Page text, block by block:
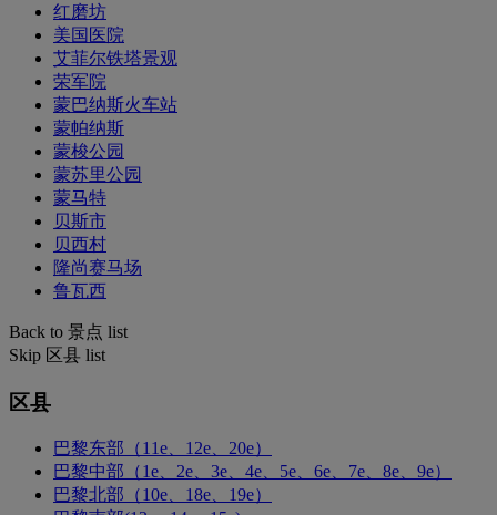
红磨坊
美国医院
艾菲尔铁塔景观
荣军院
蒙巴纳斯火车站
蒙帕纳斯
蒙梭公园
蒙苏里公园
蒙马特
贝斯市
贝西村
隆尚赛马场
鲁瓦西
Back to 景点 list
Skip 区县 list
区县
巴黎东部（11e、12e、20e）
巴黎中部（1e、2e、3e、4e、5e、6e、7e、8e、9e）
巴黎北部（10e、18e、19e）